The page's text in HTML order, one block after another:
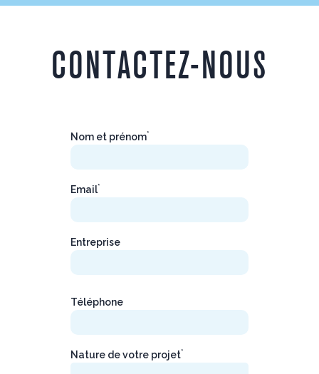
CONTACTEZ-NOUS
Nom et prénom*
Email*
Entreprise
Téléphone
Nature de votre projet*